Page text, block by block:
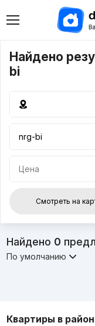
Найдено
bi
Цена
Смотреть на
Найдено 0
По умолчанию
Квартиры в